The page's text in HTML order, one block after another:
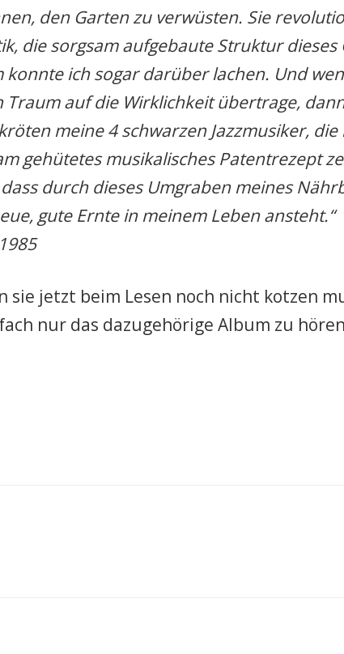
den Garten zu verwüsten. Sie
die sorgsam aufgebaute Struktur dieses
konnte ich sogar darüber lachen. Und
Traum auf die Wirklichkeit übertrage,
meine 4 schwarzen Jazzmusiker, die
gehütetes musikalisches Patentrezept
durch dieses Umgraben meines
gute Ernte in meinem Leben ansteht.“
sie jetzt beim Lesen noch nicht kotzen
nur das dazugehörige Album zu